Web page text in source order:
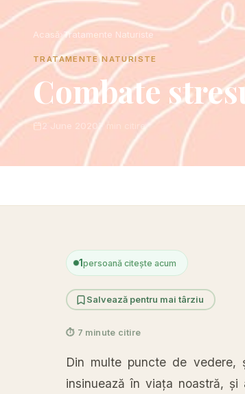
Acasă›Tratamente Naturiste
TRATAMENTE NATURISTE
Combate
2 June 20207 min citire
1persoană citește acum
Salvează pentru mai târziu
⏱ 7 minute citire
Din multe puncte de vedere,
insinuează în viața noastră, și